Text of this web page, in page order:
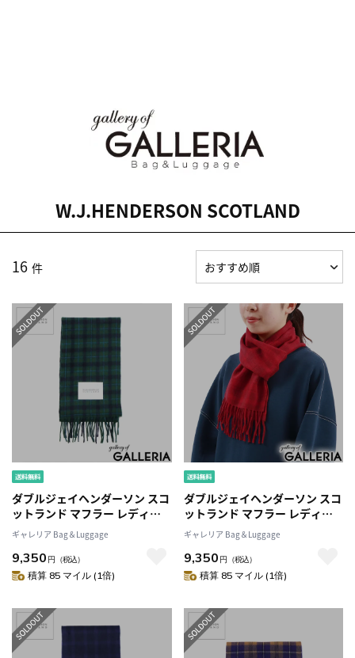
W.J.HENDERSON SCOTLAND
16 件
ダブルジェイヘンダーソン スコ
ットランド マフラー レディー
ス メンズ チェック
W.J.HENDERSON SCOTLAND
ブランド 学生 ビジネス ウール
薄手 冬 秋冬 軽量 軽い 防寒 スカ
ギャレリア Bag＆Luggage
9,350 円 （税込）
積算 85 マイル (1倍)
ダブルジェイヘンダーソン スコ
ットランド マフラー レディー
ス メンズ チェック
W.J.HENDERSON SCOTLAND
ブランド 学生 ビジネス ウール
薄手 冬 秋冬 軽量 軽い 防寒 スカ
ギャレリア Bag＆Luggage
9,350 円 （税込）
積算 85 マイル (1倍)